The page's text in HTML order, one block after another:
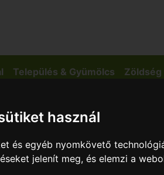
használ
és egyéb nyomkövető
jelenít meg, és elemzi a
Település & Gyümölcs Zöldség